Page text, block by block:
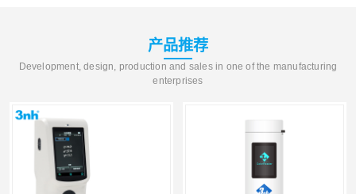
产品推荐
Development, design, production and sales in one of the manufacturing
enterprises